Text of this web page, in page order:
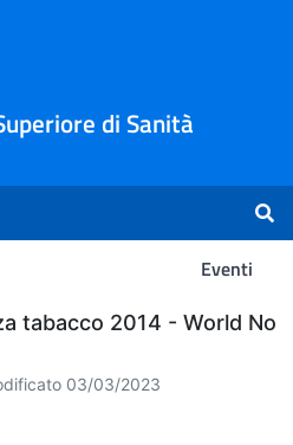
di Sanità
Eventi
tabacco 2014 - World No
03/03/2023